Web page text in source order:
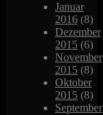
Januar
2016 (8)
Dezember
2015 (6)
November
2015 (8)
Oktober
2015 (8)
September